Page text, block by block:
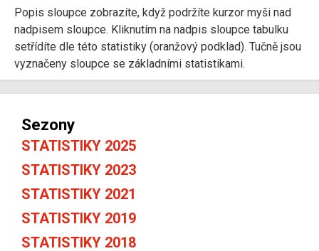
Popis sloupce zobrazíte, když podržíte kurzor myši nad
nadpisem sloupce. Kliknutím na nadpis sloupce tabulku
setřídíte dle této statistiky (oranžový podklad). Tučně jsou
vyznačeny sloupce se základními statistikami.
Sezony
STATISTIKY 2025
STATISTIKY 2023
STATISTIKY 2021
STATISTIKY 2019
STATISTIKY 2018